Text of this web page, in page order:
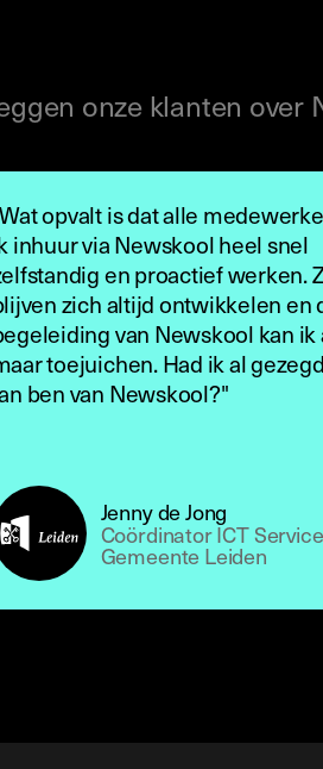
onze klanten over
opvalt is dat alle
inhuur via Newskool heel snel
en proactief werken.
zich altijd ontwikkelen en
van Newskool kan ik
toejuichen. Had ik al
ben van Newskool?"
Jenny de Jong
Coördinator ICT
Gemeente Leiden